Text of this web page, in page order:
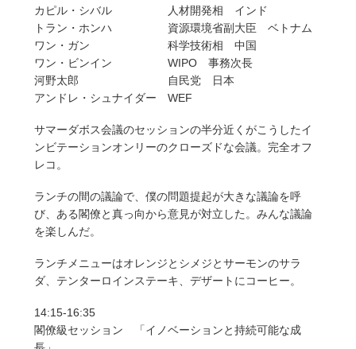
カピル・シバル 人材開発相 インド
トラン・ホンハ 資源環境省副大臣 ベトナム
ワン・ガン 科学技術相 中国
ワン・ビンイン WIPO 事務次長
河野太郎 自民党 日本
アンドレ・シュナイダー WEF
サマーダボス会議のセッションの半分近くがこうしたイ
ンビテーションオンリーのクローズドな会議。完全オフ
レコ。
ランチの間の議論で、僕の問題提起が大きな議論を呼
び、ある閣僚と真っ向から意見が対立した。みんな議論
を楽しんだ。
ランチメニューはオレンジとシメジとサーモンのサラ
ダ、テンターロインステーキ、デザートにコーヒー。
14:15-16:35
閣僚級セッション 「イノベーションと持続可能な成